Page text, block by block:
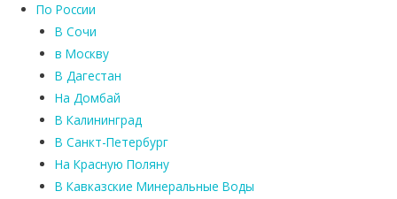
По России
В Сочи
в Москву
В Дагестан
На Домбай
В Калининград
В Санкт-Петербург
На Красную Поляну
В Кавказские Минеральные Воды